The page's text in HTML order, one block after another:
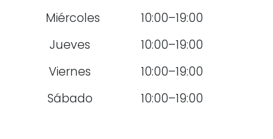
Miércoles
10:00–19:00
Jueves
10:00–19:00
Viernes
10:00–19:00
Sábado
10:00–19:00